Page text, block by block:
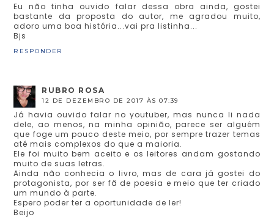
Eu não tinha ouvido falar dessa obra ainda, gostei
bastante da proposta do autor, me agradou muito,
adoro uma boa história...vai pra listinha...
Bjs
RESPONDER
RUBRO ROSA
12 DE DEZEMBRO DE 2017 ÀS 07:39
Já havia ouvido falar no youtuber, mas nunca li nada
dele, ao menos, na minha opinião, parece ser alguém
que foge um pouco deste meio, por sempre trazer temas
até mais complexos do que a maioria.
Ele foi muito bem aceito e os leitores andam gostando
muito de suas letras.
Ainda não conhecia o livro, mas de cara já gostei do
protagonista, por ser fã de poesia e meio que ter criado
um mundo à parte.
Espero poder ter a oportunidade de ler!
Beijo